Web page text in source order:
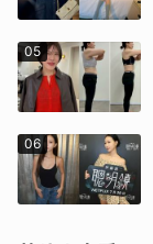
05
06